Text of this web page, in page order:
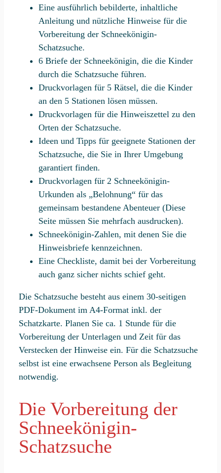
Eine ausführlich bebilderte, inhaltliche
Anleitung und nützliche Hinweise für die
Vorbereitung der Schneekönigin-
Schatzsuche.
6 Briefe der Schneekönigin, die die Kinder
durch die Schatzsuche führen.
Druckvorlagen für 5 Rätsel, die die Kinder
an den 5 Stationen lösen müssen.
Druckvorlagen für die Hinweiszettel zu den
Orten der Schatzsuche.
Ideen und Tipps für geeignete Stationen der
Schatzsuche, die Sie in Ihrer Umgebung
garantiert finden.
Druckvorlagen für 2 Schneekönigin-
Urkunden als „Belohnung“ für das
gemeinsam bestandene Abenteuer (Diese
Seite müssen Sie mehrfach ausdrucken).
Schneekönigin-Zahlen, mit denen Sie die
Hinweisbriefe kennzeichnen.
Eine Checkliste, damit bei der Vorbereitung
auch ganz sicher nichts schief geht.
Die Schatzsuche besteht aus einem 30-seitigen
PDF-Dokument im A4-Format inkl. der
Schatzkarte. Planen Sie ca. 1 Stunde für die
Vorbereitung der Unterlagen und Zeit für das
Verstecken der Hinweise ein. Für die Schatzsuche
selbst ist eine erwachsene Person als Begleitung
notwendig.
Die Vorbereitung der
Schneekönigin-
Schatzsuche